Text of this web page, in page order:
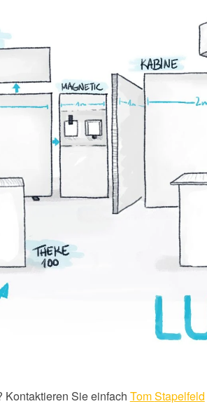
Kontaktieren Sie einfach TomStapelfeld